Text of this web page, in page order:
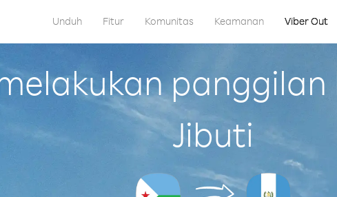
Unduh Fitur Komunitas Keamanan Viber Out
Jibuti